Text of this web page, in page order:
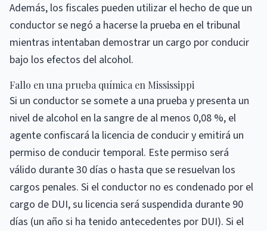
Además, los fiscales pueden utilizar el hecho de que un
conductor se negó a hacerse la prueba en el tribunal
mientras intentaban demostrar un cargo por conducir
bajo los efectos del alcohol.
Fallo en una prueba química en Mississippi
Si un conductor se somete a una prueba y presenta un
nivel de alcohol en la sangre de al menos 0,08 %, el
agente confiscará la licencia de conducir y emitirá un
permiso de conducir temporal. Este permiso será
válido durante 30 días o hasta que se resuelvan los
cargos penales. Si el conductor no es condenado por el
cargo de DUI, su licencia será suspendida durante 90
días (un año si ha tenido antecedentes por DUI). Si el